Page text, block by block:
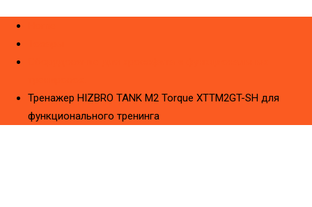
Тренажер HIZBRO TANK M2 Torque XTTM2GT-SH для
функционального тренинга